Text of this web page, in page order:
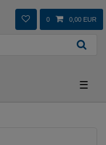
0 0,00 EUR
☰